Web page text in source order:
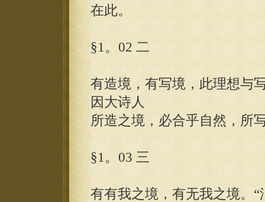
在此。
§1。02 二
有造境，有写境，此理想与
因大诗人
所造之境，必合乎自然，所
§1。03 三
有有我之境，有无我之境。